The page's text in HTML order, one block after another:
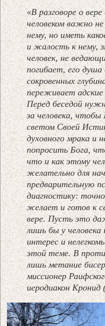
«В разговоре о
человеком важно
нему, но иметь
и жалость к нему,
человек, не
погибает, его душа
сокровенных
переживает
Перед беседой
за человека, чтобы
светом Своей
духовного мрака и
попросить Бога,
что и как этому
желательно для
предварительную
диагностику:
желает и готов к
вере. Пусть это
лишь бы у
интерес и
этой теме. В
лишь метание
миссионер
иеродиакон